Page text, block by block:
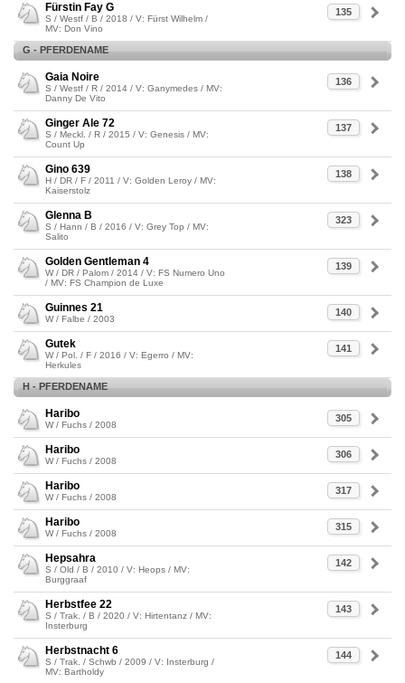
135
Fürstin Fay G
S / Westf / B / 2018 / V: Fürst Wilhelm /
MV: Don Vino
G - PFERDENAME
136
Gaia Noire
S / Westf / R / 2014 / V: Ganymedes / MV:
Danny De Vito
137
Ginger Ale 72
S / Meckl. / R / 2015 / V: Genesis / MV:
Count Up
138
Gino 639
H / DR / F / 2011 / V: Golden Leroy / MV:
Kaiserstolz
323
Glenna B
S / Hann / B / 2016 / V: Grey Top / MV:
Salito
139
Golden Gentleman 4
W / DR / Palom / 2014 / V: FS Numero Uno
/ MV: FS Champion de Luxe
140
Guinnes 21
W / Falbe / 2003
141
Gutek
W / Pol. / F / 2016 / V: Egerro / MV:
Herkules
H - PFERDENAME
305
Haribo
W / Fuchs / 2008
306
Haribo
W / Fuchs / 2008
317
Haribo
W / Fuchs / 2008
315
Haribo
W / Fuchs / 2008
142
Hepsahra
S / Old / B / 2010 / V: Heops / MV:
Burggraaf
143
Herbstfee 22
S / Trak. / B / 2020 / V: Hirtentanz / MV:
Insterburg
144
Herbstnacht 6
S / Trak. / Schwb / 2009 / V: Insterburg /
MV: Bartholdy